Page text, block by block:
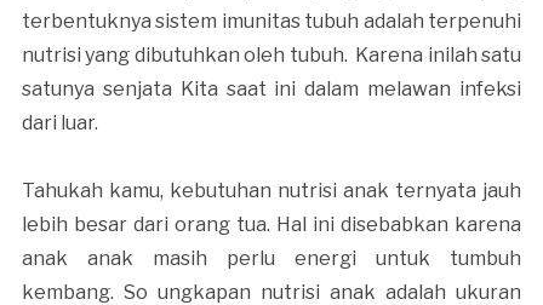
terbentuknya sistem imunitas tubuh adalah terpenuhi
nutrisi yang dibutuhkan oleh tubuh. Karena inilah satu
satunya senjata Kita saat ini dalam melawan infeksi
dari luar.
Tahukah kamu, kebutuhan nutrisi anak ternyata jauh
lebih besar dari orang tua. Hal ini disebabkan karena
anak anak masih perlu energi untuk tumbuh
kembang. So ungkapan nutrisi anak adalah ukuran